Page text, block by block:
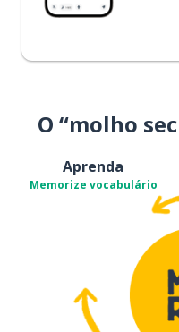
O “molho
Aprenda
Memorize vocabulário